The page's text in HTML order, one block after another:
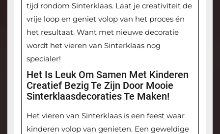
tijd rondom Sinterklaas. Laat je creativiteit de
vrije loop en geniet volop van het proces én
het resultaat. Want met nieuwe decoratie
wordt het vieren van Sinterklaas nog
specialer!
Het Is Leuk Om Samen Met Kinderen
Creatief Bezig Te Zijn Door Mooie
Sinterklaasdecoraties Te Maken!
Het vieren van Sinterklaas is een feest waar
kinderen volop van genieten. Een geweldige